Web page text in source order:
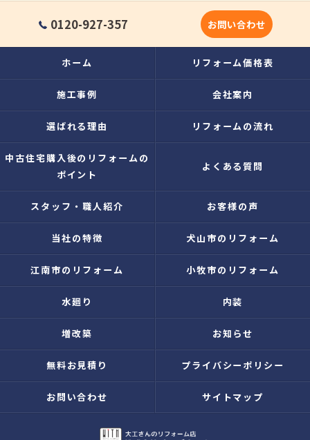
0120-927-357 お問い合わせ
ホーム リフォーム価格表
施工事例 会社案内
選ばれる理由 リフォームの流れ
中古住宅購入後のリフォームの
ポイント
よくある質問
スタッフ・職人紹介 お客様の声
当社の特徴 犬山市のリフォーム
江南市のリフォーム 小牧市のリフォーム
水廻り 内装
増改築 お知らせ
無料お見積り プライバシーポリシー
お問い合わせ サイトマップ